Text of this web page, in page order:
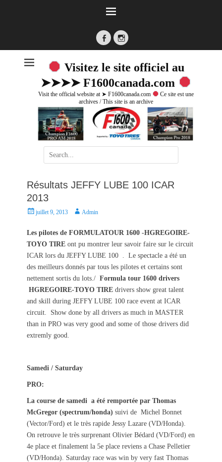
FacebookInstagram
Visitez le site officiel au
➤➤➤➤ F1600canada.com
Visit the official website at ➤ F1600canada.com
Ce site est une
archives / This site is an archive
Search
for:
Résultats JEFFY LUBE 100 ICAR
2013
P
s
t
o
n
juillet 9, 2013
A
t
h
Admin
Les pilotes de FORMULATOUR 1600 -HGREGOIRE-
TOYO TIRE ont pu montrer leur savoir faire sur le circuit
ICAR lors du JEFFY LUBE 100 . Le spectacle a été un
des meilleurs donnés par tous les pilotes et certains sont
nettement sortis du lots./ Formula tour 1600 drivers
HGREGOIRE-TOYO TIRE drivers show great talent
and skill during JEFFY LUBE 100 race event at ICAR
circuit. Show done by all drivers as much in MASTER
than in PRO was very good and some of those drivers did
extremly good.
Samedi / Saturday
PRO:
La course de samedi a été remportée par Thomas
McGregor (spectrum/honda) suivi de Michel Bonnet
(Vector/Ford) et le très rapide Jessy Lazare (VD/Honda).
On retrouve le très surprenant Olivier Bédard (VD/Ford) en
4e place et finalement la 5e place reviens a Chase Pelletier
(VD/Honda). Saturday race was win by very fast Thomas